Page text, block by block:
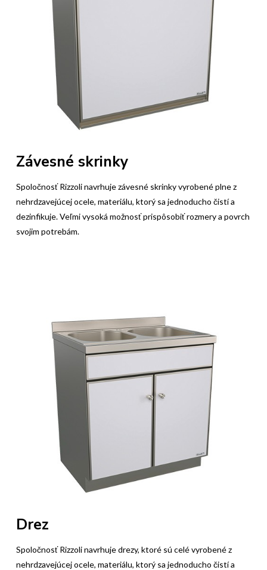
Závesné skrinky
Spoločnosť Rizzoli navrhuje závesné skrinky vyrobené plne z
nehrdzavejúcej ocele, materiálu, ktorý sa jednoducho čistí a
dezinfikuje. Veľmi vysoká možnosť prispôsobiť rozmery a povrch
svojim potrebám.
Drez
Spoločnosť Rizzoli navrhuje drezy, ktoré sú celé vyrobené z
nehrdzavejúcej ocele, materiálu, ktorý sa jednoducho čistí a